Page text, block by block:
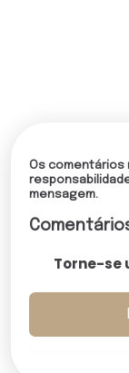
Os comentários
mensagem.
Torne-se